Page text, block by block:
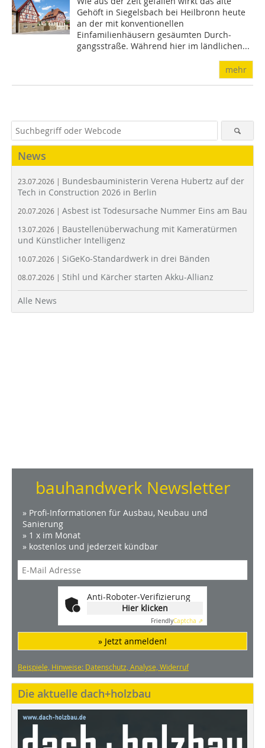
Gehöft in ­Siegelsbach bei Heilbronn heute
an der mit konven­tionellen
Einfamilienhäusern gesäumten Durch­
gangsstraße. Während hier im ländlichen...
mehr
News
23.07.2026 | Bundesbauministerin Verena Hubertz auf der
Tech in Construction 2026 in Berlin
20.07.2026 | Asbest ist Todesursache Nummer Eins am Bau
13.07.2026 | Baustellenüberwachung mit Kameratürmen
und Künstlicher Intelligenz
10.07.2026 | SiGeKo-Standardwerk in drei Bänden
08.07.2026 | Stihl und Kärcher starten Akku-Allianz
Alle News
bauhandwerk Newsletter
» Profi-Informationen für Ausbau, Neubau und
Sanierung
» 1 x im Monat
» kostenlos und jederzeit kündbar
Anti-Roboter-Verifizierung
Hier klicken
FriendlyCaptcha ⇗
» Jetzt anmelden!
Beispiele, Hinweise: Datenschutz, Analyse, Widerruf
Die aktuelle dach+holzbau